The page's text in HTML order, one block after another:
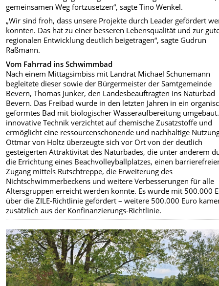
gemeinsamen Weg fortzusetzen“, sagte Tino Wenkel.
„Wir sind froh, dass unsere Projekte durch Leader gefördert
konnten. Das hat zu einer besseren Lebensqualität und zur
regionalen Entwicklung deutlich beigetragen“, sagte Gudrun
Raßmann.
Vom Fahrrad ins Schwimmbad
Nach einem Mittagsimbiss mit Landrat Michael Schünemann
begleitete dieser sowie der Bürgermeister der Samtgemeinde
Bevern, Thomas Junker, den Landesbeauftragten ins Naturbad
Bevern. Das Freibad wurde in den letzten Jahren in ein
geformtes Bad mit biologischer Wasseraufbereitung
innovative Technik verzichtet auf chemische Zusatzstoffe und
ermöglicht eine ressourcenschonende und nachhaltige
Ottmar von Holtz überzeugte sich vor Ort von der deutlich
gesteigerten Attraktivität des Naturbades, die unter anderem
die Errichtung eines Beachvolleyballplatzes, einen
Zugang mittels Rutschtreppe, die Erweiterung des
Nichtschwimmerbeckens und weitere Verbesserungen für alle
Altersgruppen erreicht werden konnte. Es wurde mit 500.000
über die ZILE-Richtlinie gefördert – weitere 500.000 Euro
zusätzlich aus der Konfinanzierungs-Richtlinie.